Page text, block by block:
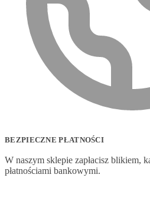
BEZPIECZNE PŁATNOŚCI
W naszym sklepie zapłacisz blikiem,
płatnościami bankowymi.